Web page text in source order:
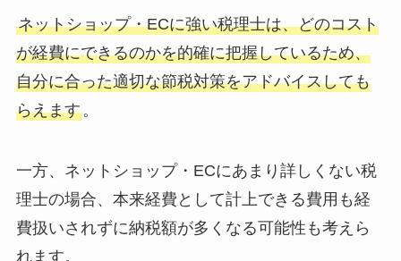
ネットショップ・ECに強い税理士は、どのコスト
が経費にできるのかを的確に把握しているため、
自分に合った適切な節税対策をアドバイスしても
らえます。
一方、ネットショップ・ECにあまり詳しくない税
理士の場合、本来経費として計上できる費用も経
費扱いされずに納税額が多くなる可能性も考えら
れます。